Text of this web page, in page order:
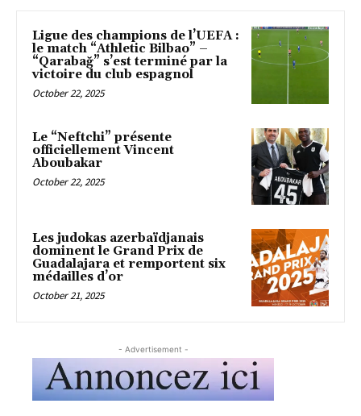
Ligue des champions de l’UEFA :
le match “Athletic Bilbao” –
“Qarabağ” s’est terminé par la
victoire du club espagnol
October 22, 2025
Le “Neftchi” présente
officiellement Vincent
Aboubakar
October 22, 2025
Les judokas azerbaïdjanais
dominent le Grand Prix de
Guadalajara et remportent six
médailles d’or
October 21, 2025
- Advertisement -